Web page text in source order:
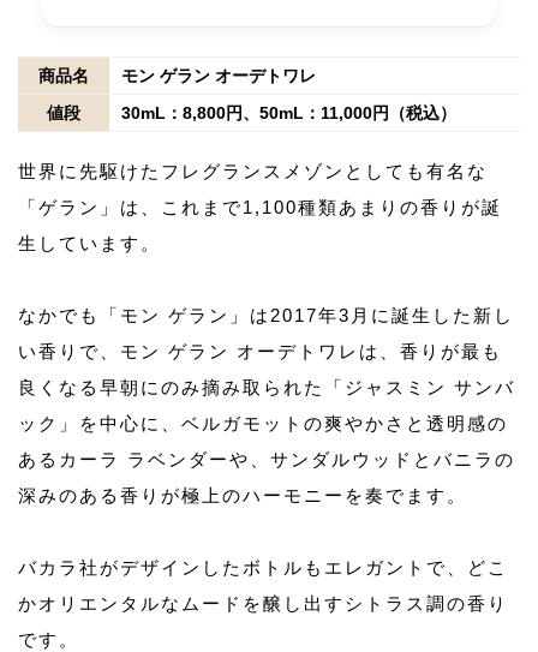
商品名
モン ゲラン オーデトワレ
値段
30mL：8,800円、50mL：11,000円（税込）
世界に先駆けたフレグランスメゾンとしても有名な
「ゲラン」は、これまで1,100種類あまりの香りが誕
生しています。
なかでも「モン ゲラン」は2017年3月に誕生した新し
い香りで、モン ゲラン オーデトワレは、香りが最も
良くなる早朝にのみ摘み取られた「ジャスミン サンバ
ック」を中心に、ベルガモットの爽やかさと透明感の
あるカーラ ラベンダーや、サンダルウッドとバニラの
深みのある香りが極上のハーモニーを奏でます。
バカラ社がデザインしたボトルもエレガントで、どこ
かオリエンタルなムードを醸し出すシトラス調の香り
です。